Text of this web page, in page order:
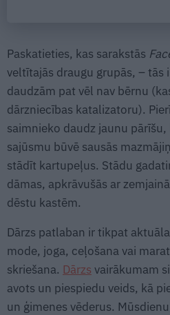
Paskatieties, kas sarakstās
veltītajās draugu grupās, – tās
daudzām pat vēl nav bērnu
dārzniecības katalizatoru).
saimnieko daudz jaunu pārīšu,
sajūsmu būvē sausās
stādīt kartupeļus. Stādu
dāmas, apkrāvušās ar
dēstu kastēm.
Dārzs patlaban ir tikpat
mode, joga, ceļošana vai
skriešana. Dārzs vairākumam
avots un piespiedu veids, kā
un ģimenes vēderus.